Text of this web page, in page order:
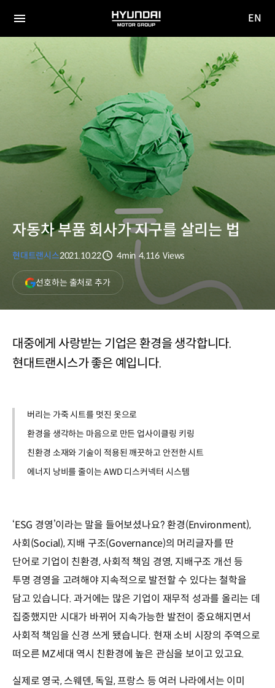
전체
메뉴
HYUNDAI
MOTOR
GROUP
EN
자동차 부품 회사가 지구를 살리는 법
현대트랜시스2021.10.22
4min
조회수
4,116 Views
선호하는 출처로 추가(새
창
열림)
대중에게 사랑받는 기업은 환경을 생각합니다.
현대트랜시스가 좋은 예입니다.
버리는 가죽 시트를 멋진 옷으로
환경을 생각하는 마음으로 만든 업사이클링 키링
친환경 소재와 기술이 적용된 깨끗하고 안전한 시트
에너지 낭비를 줄이는 AWD 디스커넥터 시스템
‘ESG 경영’이라는 말을 들어보셨나요? 환경(Environment),
사회(Social), 지배 구조(Governance)의 머리글자를 딴
단어로 기업이 친환경, 사회적 책임 경영, 지배구조 개선 등
투명 경영을 고려해야 지속적으로 발전할 수 있다는 철학을
담고 있습니다. 과거에는 많은 기업이 재무적 성과를 올리는 데
집중했지만 시대가 바뀌어 지속가능한 발전이 중요해지면서
사회적 책임을 신경 쓰게 됐습니다. 현재 소비 시장의 주역으로
떠오른 MZ세대 역시 친환경에 높은 관심을 보이고 있고요.
실제로 영국, 스웨덴, 독일, 프랑스 등 여러 나라에서는 이미